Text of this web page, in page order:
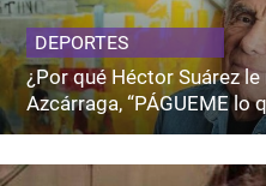
DEPORTES
¿Por qué Héctor Suárez
Azcárraga, “PÁGUEME lo